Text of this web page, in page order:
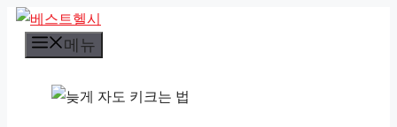
컨
메뉴